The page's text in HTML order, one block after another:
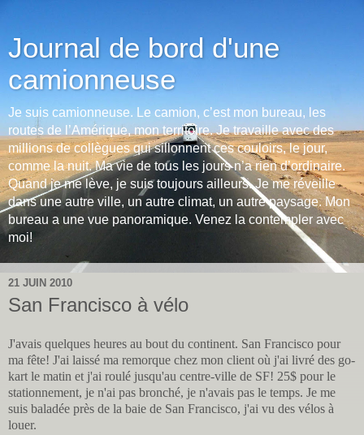
Journal de bord d'une
camionneuse
Je suis camionneuse. Le camion, c’est mon bureau, les
routes de l’Amérique, mon territoire. Je travaille avec des
millions de collègues qui sillonnent ces couloirs, le jour,
comme la nuit. Ma vie de tous les jours n’a rien d’ordinaire.
Quand je me lève, je suis toujours ailleurs. Je me réveille
dans une autre ville, un autre climat, un autre paysage. Mon
bureau a une vue panoramique. Venez la contempler avec
moi!
21 JUIN 2010
San Francisco à vélo
J'avais quelques heures au bout du continent. San Francisco pour
ma fête! J'ai laissé ma remorque chez mon client où j'ai livré des go-
kart le matin et j'ai roulé jusqu'au centre-ville de SF! 25$ pour le
stationnement, je n'ai pas bronché, je n'avais pas le temps. Je me
suis baladée près de la baie de San Francisco, j'ai vu des vélos à
louer.